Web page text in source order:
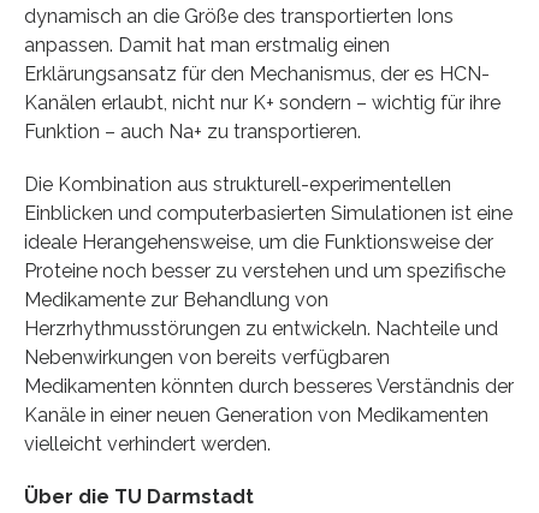
dynamisch an die Größe des transportierten Ions
anpassen. Damit hat man erstmalig einen
Erklärungsansatz für den Mechanismus, der es HCN-
Kanälen erlaubt, nicht nur K+ sondern – wichtig für ihre
Funktion – auch Na+ zu transportieren.
Die Kombination aus strukturell-experimentellen
Einblicken und computerbasierten Simulationen ist eine
ideale Herangehensweise, um die Funktionsweise der
Proteine noch besser zu verstehen und um spezifische
Medikamente zur Behandlung von
Herzrhythmusstörungen zu entwickeln. Nachteile und
Nebenwirkungen von bereits verfügbaren
Medikamenten könnten durch besseres Verständnis der
Kanäle in einer neuen Generation von Medikamenten
vielleicht verhindert werden.
Über die TU Darmstadt